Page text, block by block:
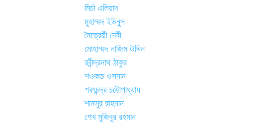
মির্চা এলিয়াদ
মুহাম্মদ ইউনুস
মৈত্রেয়ী দেবী
মোহাম্মদ নাজিম উদ্দিন
রবীন্দ্রনাথ ঠাকুর
শওকত ওসমান
শরৎচন্দ্র চট্টোপাধ্যায়
শামসুর রাহমান
শেখ মুজিবুর রহমান